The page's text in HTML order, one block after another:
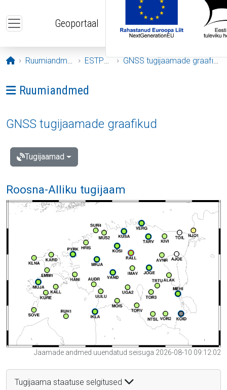
Geoportaal
Avaleht
Ruumiandmed ESTPOS GNSS tugijaamade graafikud
Ava menüü: Ruumiandmed
Ruumiandmed
GNSS tugijaamade graafikud
Tugijaamad
Roosna-Alliku tugijaam
Jaamade andmed uuendatud seisuga 2026-08-10 09:12:02
Tugijaama staatuse selgitused